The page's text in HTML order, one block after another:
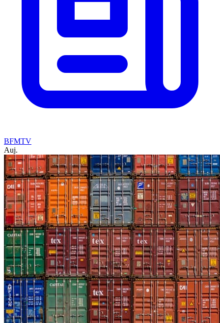
BFMTV
Auj.